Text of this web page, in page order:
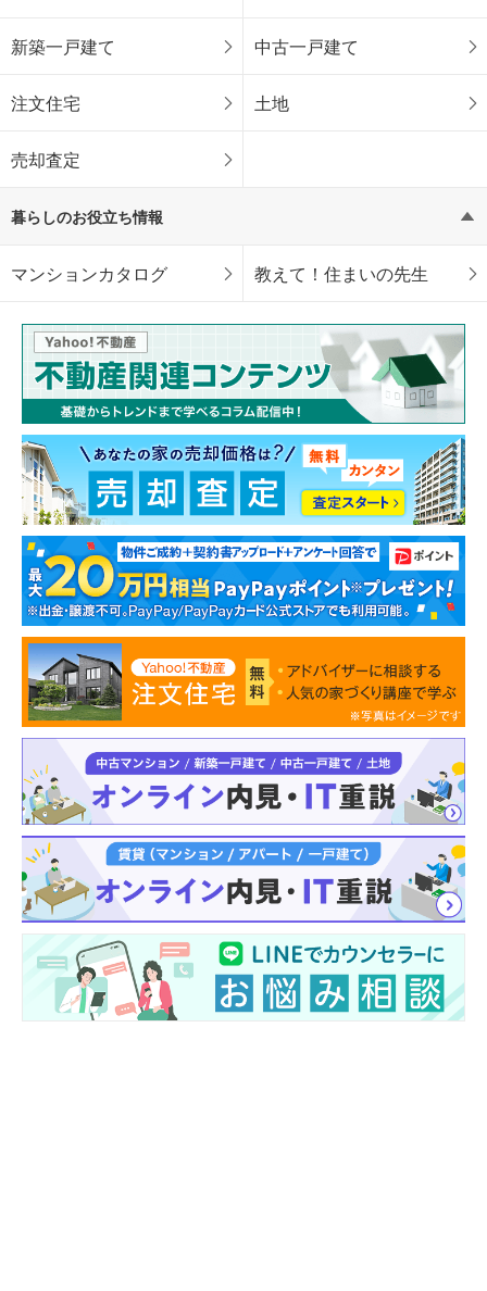
新築一戸建て 中古一戸建て
注文住宅 土地
売却査定
暮らしのお役立ち情報
マンションカタログ 教えて！住まいの先生